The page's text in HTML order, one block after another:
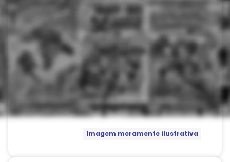
Imagem meramente ilustrativa